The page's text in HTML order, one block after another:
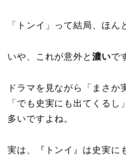
「トンイ」って結局、ほん
いや、これが意外と 濃いで
ドラマを見ながら「まさか
「でも史実にも出てくるし
多いですよね。
実は、『トンイ』は史実に